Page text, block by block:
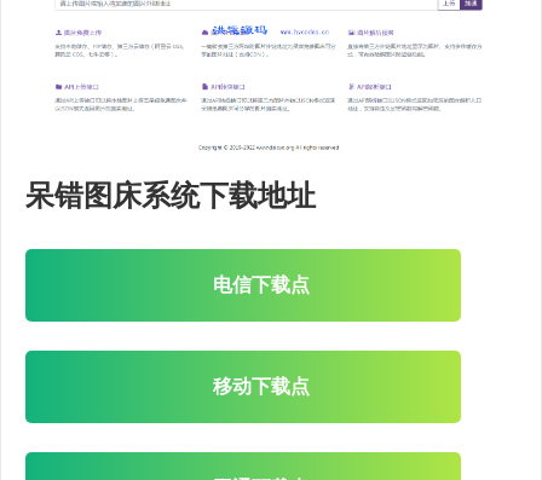
呆错图床系统下载地址
电信下载点
移动下载点